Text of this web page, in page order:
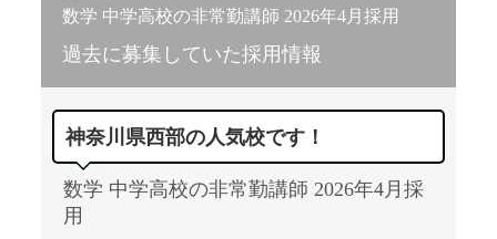
数学 中学高校の非常勤講師 2026年4月採用
過去に募集していた採用情報
神奈川県西部の人気校です！
数学 中学高校の非常勤講師 2026年4月採
用